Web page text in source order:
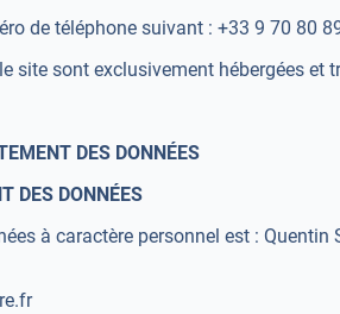
de téléphone suivant : +33 9 70 80
site sont exclusivement hébergées et
DES DONNÉES
DES DONNÉES
à caractère personnel est :